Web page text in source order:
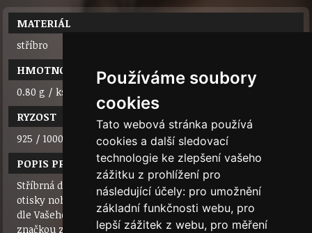
Používáme soubory
cookies
Tato webová stránka používá
cookies a další sledovací
technologie ke zlepšení vašeho
zážitku z prohlížení pro
následující účely: pro umožnění
základní funkčnosti webu, pro
lepší zážitek z webu, pro měření
MATERIÁL
stříbro
HMOTNOST
0.80 g / ks
RYZOST
925 / 1000
POPIS PRODUKTU
Stříbrná destička 1,5 x 1 cm, ve které jsou vyříznuté dva
otisky nohou. Na plochy okolo můžeme vyrýt iniciály (čísla)
dle Vašeho přání. Velmi jemný příjemný šperk s osobní
značkou za dobrou cenu.